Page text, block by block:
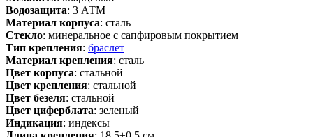
Водозащита: 3 АТМ
Материал корпуса: сталь
Стекло: минеральное с сапфировым покрытием
Тип крепления: браслет
Материал крепления: сталь
Цвет корпуса: стальной
Цвет крепления: стальной
Цвет безеля: стальной
Цвет циферблата: зеленый
Индикация: индексы